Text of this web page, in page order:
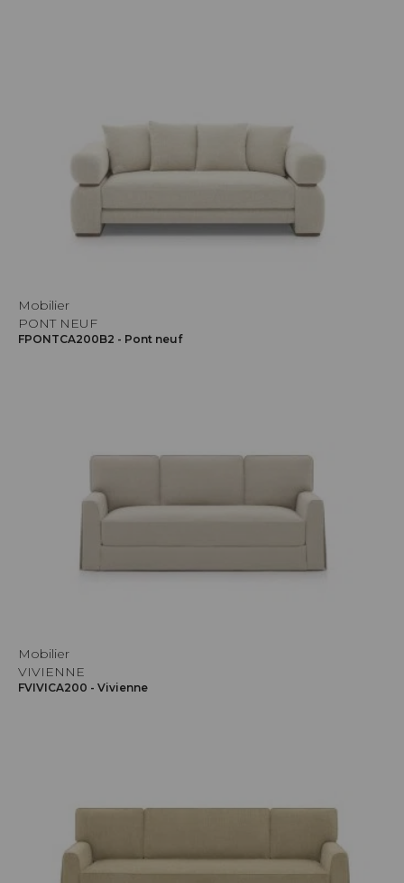
Mobilier
PONT NEUF
FPONTCA200B2 - Pont neuf
Mobilier
VIVIENNE
FVIVICA200 - Vivienne